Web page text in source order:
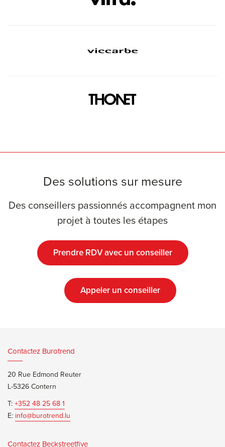
Des solutions sur mesure
Des conseillers passionnés accompagnent mon
projet à toutes les étapes
Prendre RDV avec un conseiller
Appeler un conseiller
Contactez Burotrend
20 Rue Edmond Reuter
L-5326 Contern
T:+352 48 25 68 1
E: info@burotrend.lu
Contactez Beckstreetfive